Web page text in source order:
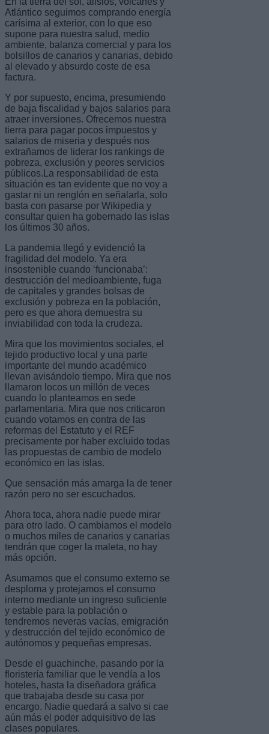
Atlántico seguimos comprando energía
carísima al exterior, con lo que eso
supone para nuestra salud, medio
ambiente, balanza comercial y para los
bolsillos de canarios y canarias, debido
al elevado y absurdo coste de esa
factura.
Y por supuesto, encima, presumiendo
de baja fiscalidad y bajos salarios para
atraer inversiones. Ofrecemos nuestra
tierra para pagar pocos impuestos y
salarios de miseria y después nos
extrañamos de liderar los rankings de
pobreza, exclusión y peores servicios
públicos.La responsabilidad de esta
situación es tan evidente que no voy a
gastar ni un renglón en señalarla, solo
basta con pasarse por Wikipedia y
consultar quien ha gobernado las islas
los últimos 30 años.
La pandemia llegó y evidenció la
fragilidad del modelo. Ya era
insostenible cuando ‘funcionaba’:
destrucción del medioambiente, fuga
de capitales y grandes bolsas de
exclusión y pobreza en la población,
pero es que ahora demuestra su
inviabilidad con toda la crudeza.
Mira que los movimientos sociales, el
tejido productivo local y una parte
importante del mundo académico
llevan avisándolo tiempo. Mira que nos
llamaron locos un millón de veces
cuando lo planteamos en sede
parlamentaria. Mira que nos criticaron
cuando votamos en contra de las
reformas del Estatuto y el REF
precisamente por haber excluido todas
las propuestas de cambio de modelo
económico en las islas.
Que sensación más amarga la de tener
razón pero no ser escuchados.
Ahora toca, ahora nadie puede mirar
para otro lado. O cambiamos el modelo
o muchos miles de canarios y canarias
tendrán que coger la maleta, no hay
más opción.
Asumamos que el consumo externo se
desploma y protejamos el consumo
interno mediante un ingreso suficiente
y estable para la población o
tendremos neveras vacías, emigración
y destrucción del tejido económico de
autónomos y pequeñas empresas.
Desde el guachinche, pasando por la
floristería familiar que le vendía a los
hoteles, hasta la diseñadora gráfica
que trabajaba desde su casa por
encargo. Nadie quedará a salvo si cae
aún más el poder adquisitivo de las
clases populares.